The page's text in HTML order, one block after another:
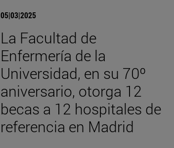
05|03|2025
La Facultad de
Enfermería de la
Universidad, en su 70º
aniversario, otorga 12
becas a 12 hospitales de
referencia en Madrid